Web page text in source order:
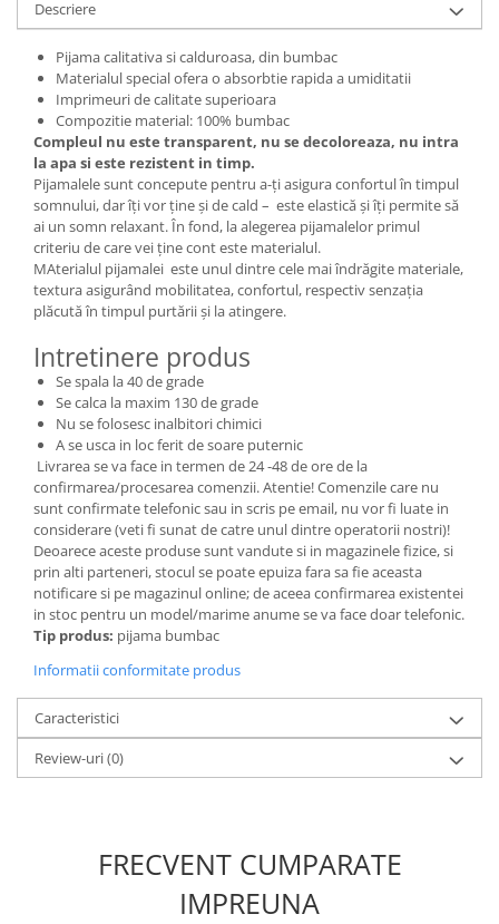
Descriere
Pijama calitativa si calduroasa, din bumbac
Materialul special ofera o absorbtie rapida a umiditatii
Imprimeuri de calitate superioara
Compozitie material: 100% bumbac
Compleul nu este transparent, nu se decoloreaza, nu intra
la apa si este rezistent in timp.
Pijamalele sunt concepute pentru a-ți asigura confortul în timpul
somnului, dar îți vor ține și de cald – este elastică și îți permite să
ai un somn relaxant. În fond, la alegerea pijamalelor primul
criteriu de care vei ține cont este materialul.
MAterialul pijamalei este unul dintre cele mai îndrăgite materiale,
textura asigurând mobilitatea, confortul, respectiv senzația
plăcută în timpul purtării și la atingere.
Intretinere produs
Se spala la 40 de grade
Se calca la maxim 130 de grade
Nu se folosesc inalbitori chimici
A se usca in loc ferit de soare puternic
Livrarea se va face in termen de 24 -48 de ore de la
confirmarea/procesarea comenzii. Atentie! Comenzile care nu
sunt confirmate telefonic sau in scris pe email, nu vor fi luate in
considerare (veti fi sunat de catre unul dintre operatorii nostri)!
Deoarece aceste produse sunt vandute si in magazinele fizice, si
prin alti parteneri, stocul se poate epuiza fara sa fie aceasta
notificare si pe magazinul online; de aceea confirmarea existentei
in stoc pentru un model/marime anume se va face doar telefonic.
Tip produs: pijama bumbac
Informatii conformitate produs
Caracteristici
Review-uri(0)
FRECVENT CUMPARATE
IMPREUNA